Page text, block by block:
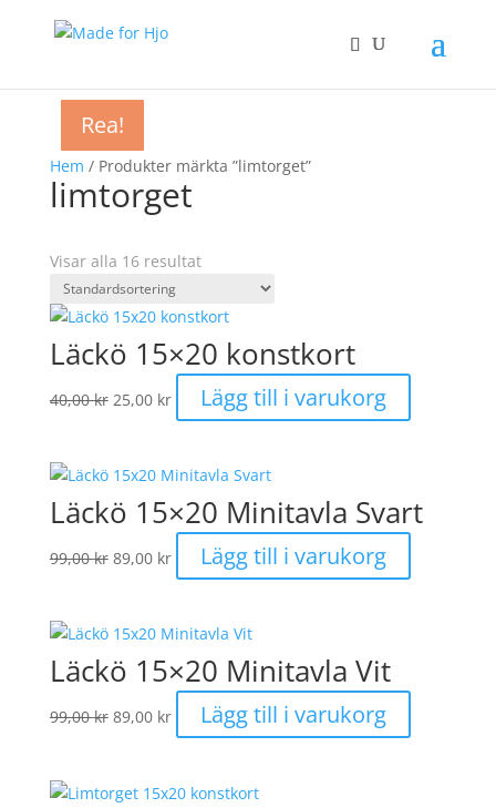
Hem / Produkter märkta ”limtorget”
limtorget
Visar alla 16 resultat
Rea!
Läckö 15×20 konstkort
40,00kr Det
ursprungliga
var:
25,00 kr
nuvarande
är:
Lägg till i varukorg
Rea!
Läckö 15×20 Minitavla Svart
99,00kr Det
ursprungliga
var:
89,00 kr
nuvarande
är:
Lägg till i varukorg
Rea!
Läckö 15×20 Minitavla Vit
99,00kr Det
ursprungliga
var:
89,00 kr
nuvarande
är:
Lägg till i varukorg
Rea!
Rea!
Rea!
Rea!
Rea!
Rea!
Rea!
Rea!
Rea!
Rea!
Rea!